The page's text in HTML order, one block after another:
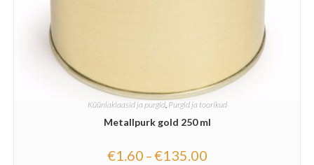
Küünlaklaasid ja purgid, Purgid ja toorikud
Metallpurk gold 250 ml
€1.60 –€135.00